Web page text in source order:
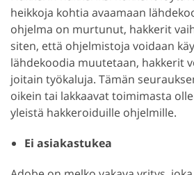
heikkoja kohtia avaamaan
ohjelma on murtunut, hakkerit
siten, että ohjelmistoja voidaan
lähdekoodia muutetaan, hakkerit
joitain työkaluja. Tämän
oikein tai lakkaavat toimimasta
yleistä hakkeroiduille ohjelmille.
Ei asiakastukea